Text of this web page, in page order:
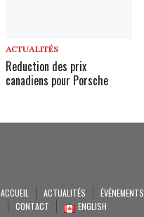
ACTUALITÉS
Reduction des prix
canadiens pour Porsche
ACCUEIL ACTUALITÉS ÉVÉNEMENTS
CONTACT
ENGLISH